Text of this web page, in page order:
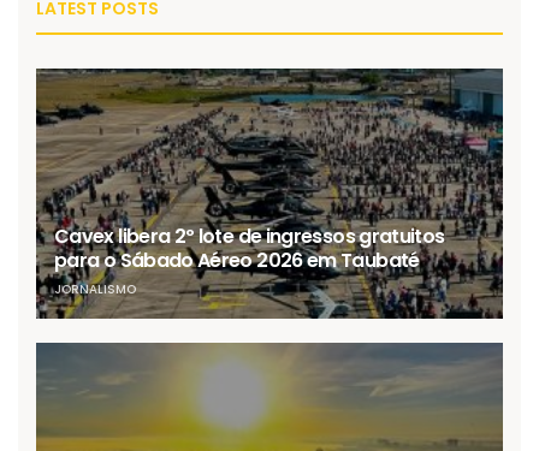
LATEST POSTS
Cavex libera 2º lote de ingressos gratuitos
para o Sábado Aéreo 2026 em Taubaté
JORNALISMO